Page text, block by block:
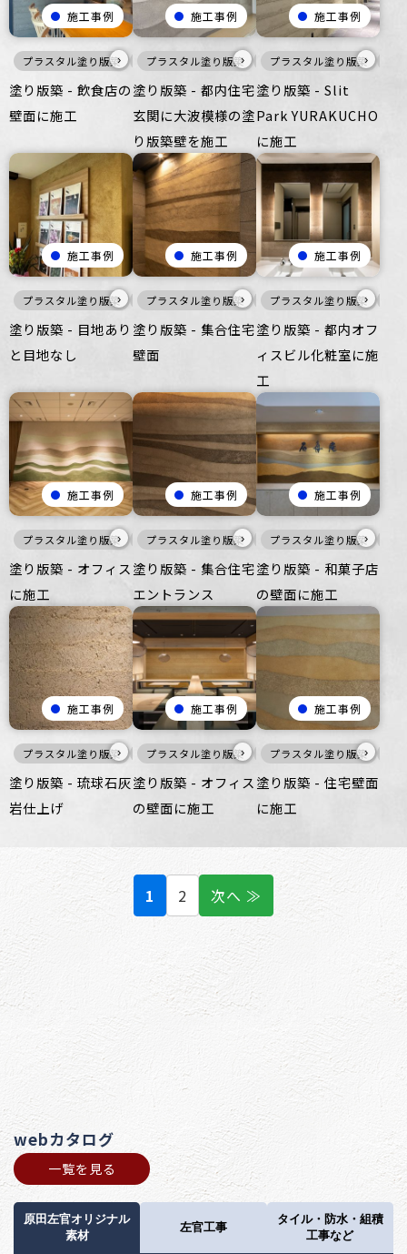
施工事例
プラスタル塗り版築 灰 壁 ざらざら 商業空間
›
塗り版築 - 飲食店の
壁面に施工
施工事例
プラスタル塗り版築 暖色 壁 ざらざら
›
塗り版築 - 都内住宅
玄関に大波模様の塗
り版築壁を施工
施工事例
プラスタル塗り版築›
塗り版築 - Slit
Park YURAKUCHO
に施工
施工事例
プラスタル塗り版築 暖色 壁 ざらざら 商業空間
›
塗り版築 - 目地あり
と目地なし
施工事例
プラスタル塗り版築 暖色 壁 ざらざら
›
塗り版築 - 集合住宅
壁面
施工事例
プラスタル塗り版築›
塗り版築 - 都内オフ
ィスビル化粧室に施
工
施工事例
プラスタル塗り版築 暖色 壁 ざらざら オフィス
›
塗り版築 - オフィス
に施工
施工事例
プラスタル塗り版築 暖色 壁 ざらざら
›
塗り版築 - 集合住宅
エントランス
施工事例
プラスタル塗り版築›
塗り版築 - 和菓子店
の壁面に施工
施工事例
プラスタル塗り版築 暖色 白 壁 ざらざら 商業空間
›
塗り版築 - 琉球石灰
岩仕上げ
施工事例
プラスタル塗り版築 暖色 壁 ざらざら
›
塗り版築 - オフィス
の壁面に施工
施工事例
プラスタル塗り版築›
塗り版築 - 住宅壁面
に施工
1 2 次へ ≫
webカタログ
一覧を見る
原田左官オリジナル
素材
左官工事
タイル・防水・組積
工事など